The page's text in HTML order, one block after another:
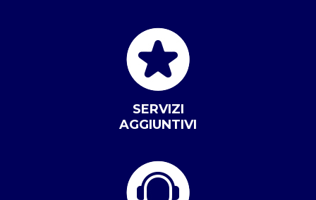
SERVIZI
AGGIUNTIVI